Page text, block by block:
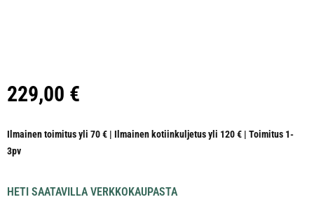
229,00 €
Ilmainen toimitus yli 70 € | Ilmainen kotiinkuljetus yli 120 € | Toimitus 1-
3pv
HETI SAATAVILLA VERKKOKAUPASTA